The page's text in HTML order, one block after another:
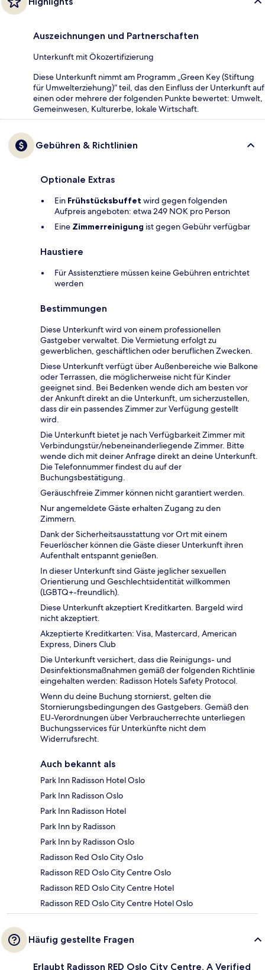
Auszeichnungen und Partnerschaften
Unterkunft mit Ökozertifizierung
Diese Unterkunft nimmt am Programm „Green Key (Stiftung
für Umwelterziehung)“ teil, das den Einfluss der Unterkunft auf
einen oder mehrere der folgenden Punkte bewertet: Umwelt,
Gemeinwesen, Kulturerbe, lokale Wirtschaft.
Gebühren & Richtlinien
Optionale Extras
Ein Frühstücksbuffet wird gegen folgenden
Aufpreis angeboten: etwa 249 NOK pro Person
Eine Zimmerreinigung ist gegen Gebühr verfügbar
Haustiere
Für Assistenztiere müssen keine Gebühren entrichtet
werden
Bestimmungen
Diese Unterkunft wird von einem professionellen
Gastgeber verwaltet. Die Vermietung erfolgt zu
gewerblichen, geschäftlichen oder beruflichen Zwecken.
Diese Unterkunft verfügt über Außenbereiche wie Balkone
oder Terrassen, die möglicherweise nicht für Kinder
geeignet sind. Bei Bedenken wende dich am besten vor
der Ankunft direkt an die Unterkunft, um sicherzustellen,
dass dir ein passendes Zimmer zur Verfügung gestellt
wird.
Die Unterkunft bietet je nach Verfügbarkeit Zimmer mit
Verbindungstür/nebeneinanderliegende Zimmer. Bitte
wende dich mit deiner Anfrage direkt an deine Unterkunft.
Die Telefonnummer findest du auf der
Buchungsbestätigung.
Geräuschfreie Zimmer können nicht garantiert werden.
Nur angemeldete Gäste erhalten Zugang zu den
Zimmern.
Dank der Sicherheitsausstattung vor Ort mit einem
Feuerlöscher können die Gäste dieser Unterkunft ihren
Aufenthalt entspannt genießen.
In dieser Unterkunft sind Gäste jeglicher sexuellen
Orientierung und Geschlechtsidentität willkommen
(LGBTQ+-freundlich).
Diese Unterkunft akzeptiert Kreditkarten. Bargeld wird
nicht akzeptiert.
Akzeptierte Kreditkarten: Visa, Mastercard, American
Express, Diners Club
Die Unterkunft versichert, dass die Reinigungs- und
Desinfektionsmaßnahmen gemäß der folgenden Richtlinie
eingehalten werden: Radisson Hotels Safety Protocol.
Wenn du deine Buchung stornierst, gelten die
Stornierungsbedingungen des Gastgebers. Gemäß den
EU-Verordnungen über Verbraucherrechte unterliegen
Buchungsservices für Unterkünfte nicht dem
Widerrufsrecht.
Auch bekannt als
Park Inn Radisson Hotel Oslo
Park Inn Radisson Oslo
Park Inn Radisson Hotel
Park Inn by Radisson
Park Inn by Radisson Oslo
Radisson Red Oslo City Oslo
Radisson RED Oslo City Centre Oslo
Radisson RED Oslo City Centre Hotel
Radisson RED Oslo City Centre Hotel Oslo
Häufig gestellte Fragen
Erlaubt Radisson RED Oslo City Centre, A Verified